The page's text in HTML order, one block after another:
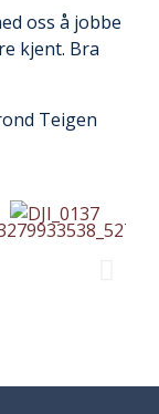
oss å jobbe
kjent. Bra
Teigen